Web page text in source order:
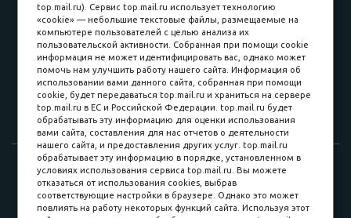
8 (3822) 50-39-09
8 (3822) 22-77-68
8 (3822) 50-48-50
8 (3822) 65-42-10
© 2015-2026. Компания «Мебельный куб».
ИП Саворенко Валерий Александрович. Россия, г. Томск, пл.
Соляная, 6 стр. 16, Цокольный этаж
top.mail.ru). Сервис top.mail.ru использует технологию
«cookie» — небольшие текстовые файлы, размещаемые на
компьютере пользователей с целью анализа их
пользовательской активности. Собранная при помощи cookie
информация не может идентифицировать вас, однако может
помочь нам улучшить работу нашего сайта. Информация об
использовании вами данного сайта, собранная при помощи
cookie, будет передаваться top.mail.ru и храниться на сервере
top.mail.ru в ЕС и Российской Федерации. top.mail.ru будет
обрабатывать эту информацию для оценки использования
вами сайта, составления для нас отчетов о деятельности
нашего сайта, и предоставления других услуг. top.mail.ru
обрабатывает эту информацию в порядке, установленном в
условиях использования сервиса top.mail.ru. Вы можете
отказаться от использования cookies, выбрав
соответствующие настройки в браузере. Однако это может
повлиять на работу некоторых функций сайта. Используя этот